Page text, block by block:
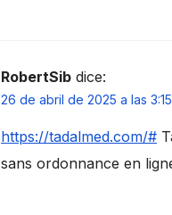
RobertSib dice:
26 de abril de 2025 a las
https://tadalmed.com/#
sans ordonnance en